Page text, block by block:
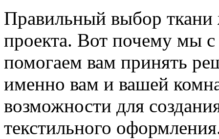
Правильный выбор ткани
проекта. Вот почему мы
помогаем вам принять
именно вам и вашей
возможности для
текстильного